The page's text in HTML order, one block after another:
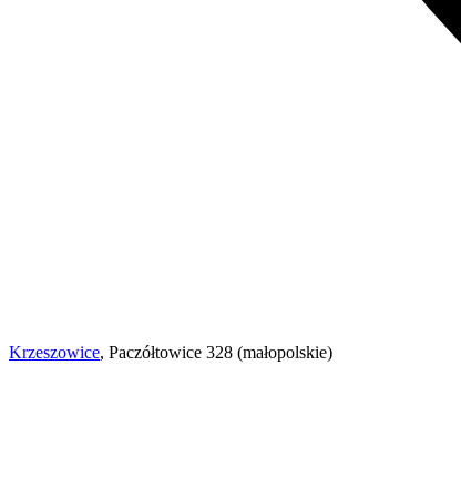
Krzeszowice, Paczółtowice 328 (małopolskie)